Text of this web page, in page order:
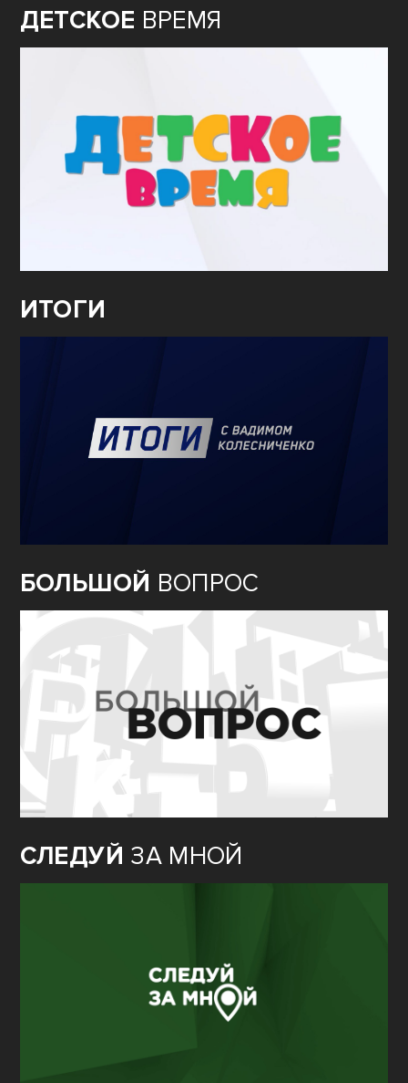
ДЕТСКОЕ ВРЕМЯ
ИТОГИ
БОЛЬШОЙ ВОПРОС
СЛЕДУЙ ЗА МНОЙ